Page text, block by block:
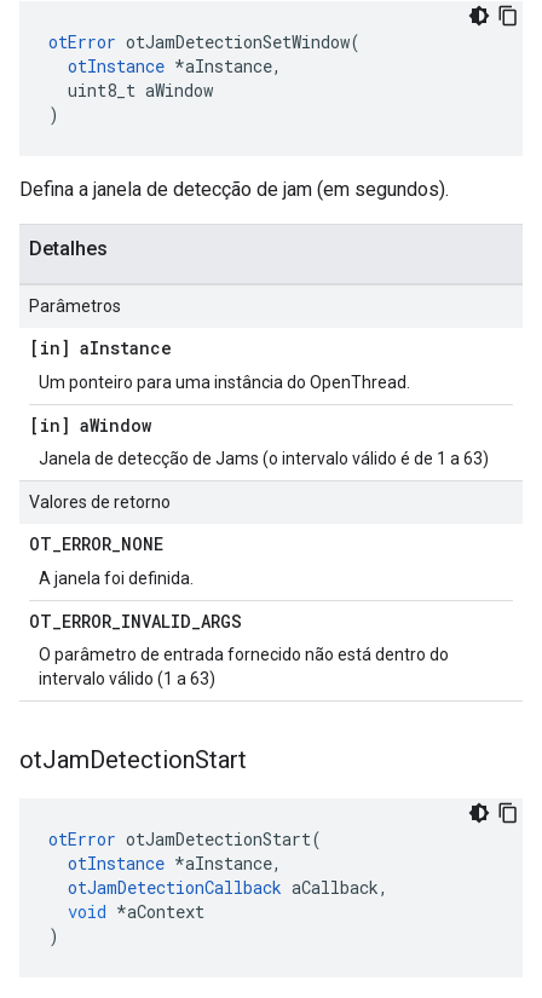
otError otJamDetectionSetWindow(
otInstance *aInstance,
uint8_t aWindow
)
Defina a janela de detecção de jam (em segundos).
Detalhes
Parâmetros
[in] aInstance
Um ponteiro para uma instância do OpenThread.
[in] aWindow
Janela de detecção de Jams (o intervalo válido é de 1 a 63)
Valores de retorno
OT_ERROR_NONE
A janela foi definida.
OT_ERROR_INVALID_ARGS
O parâmetro de entrada fornecido não está dentro do
intervalo válido (1 a 63)
otJamDetectionStart
otError otJamDetectionStart(
otInstance *aInstance,
otJamDetectionCallback aCallback,
void *aContext
)